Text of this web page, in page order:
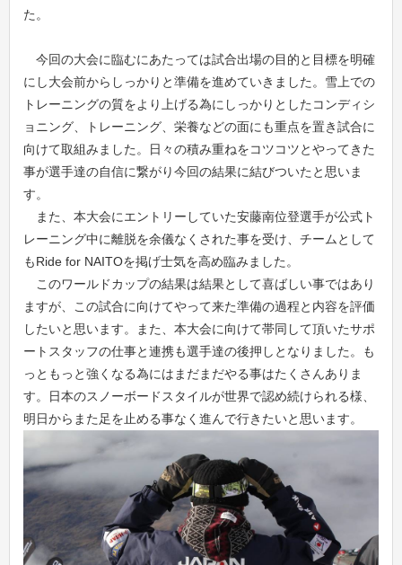
た。
今回の大会に臨むにあたっては試合出場の目的と目標を明確
にし大会前からしっかりと準備を進めていきました。雪上での
トレーニングの質をより上げる為にしっかりとしたコンディシ
ョニング、トレーニング、栄養などの面にも重点を置き試合に
向けて取組みました。日々の積み重ねをコツコツとやってきた
事が選手達の自信に繋がり今回の結果に結びついたと思いま
す。
また、本大会にエントリーしていた安藤南位登選手が公式ト
レーニング中に離脱を余儀なくされた事を受け、チームとして
もRide for NAITOを掲げ士気を高め臨みました。
このワールドカップの結果は結果として喜ばしい事ではあり
ますが、この試合に向けてやって来た準備の過程と内容を評価
したいと思います。また、本大会に向けて帯同して頂いたサポ
ートスタッフの仕事と連携も選手達の後押しとなりました。も
っともっと強くなる為にはまだまだやる事はたくさんありま
す。日本のスノーボードスタイルが世界で認め続けられる様、
明日からまた足を止める事なく進んで行きたいと思います。